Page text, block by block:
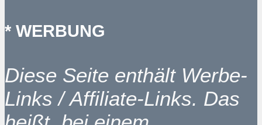
* WERBUNG
Diese Seite enthält Werbe-
Links / Affiliate-Links. Das